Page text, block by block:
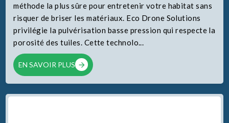
méthode la plus sûre pour entretenir votre habitat sans
risquer de briser les matériaux. Eco Drone Solutions
privilégie la pulvérisation basse pression qui respecte la
porosité des tuiles. Cette technolo...
EN SAVOIR PLUS